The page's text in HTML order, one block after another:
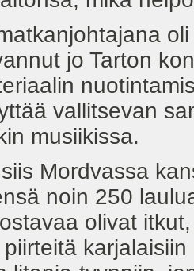
jo Tarton
vallitsevan
musiikissa.
Mordvassa
noin 250
olivat